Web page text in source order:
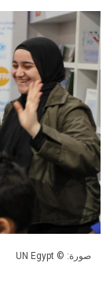
صورة: © UN Egypt